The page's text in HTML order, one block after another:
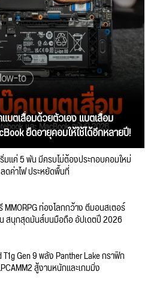
ตเสื่อมด้วยตัวเอง แบตเสื่อม
ยืดอายุคอมให้ใช้ได้อีกหลายปี!
แค่ 5 พัน มีครบไม่ต้องประกอบคอมใหม่
ดค่าไฟ ประหยัดพื้นที่
MMORPG ท่องโลกกว้าง ตีมอนสเตอร์
สนุกสุดมันส์บนมือถือ อัปเดตปี 2026
Gen 9 พลัง Panther Lake กราฟิก
สู้งานหนักและเกมมิ่ง